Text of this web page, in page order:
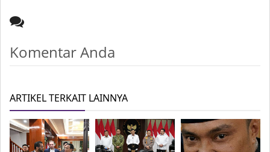
Komentar Anda
ARTIKEL TERKAIT LAINNYA